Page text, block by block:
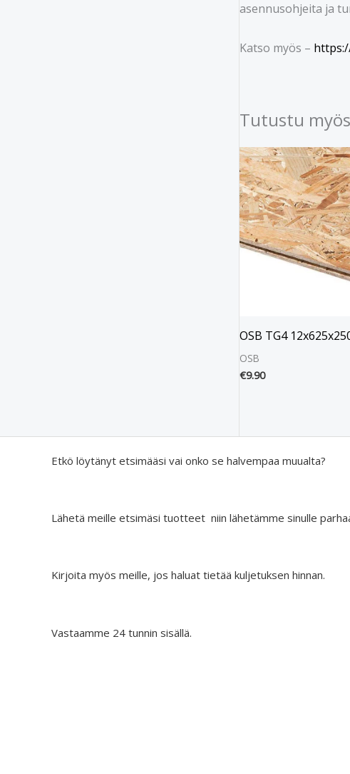
asennusohjeita ja
Katso myös –
Tutustu myös
OSB TG4
OSB
€9.90
Etkö löytänyt etsimääsi vai onko se halvempaa muualta?
Lähetä meille etsimäsi tuotteet niin lähetämme sinulle
Kirjoita myös meille, jos haluat tietää kuljetuksen hinnan.
Vastaamme 24 tunnin sisällä.